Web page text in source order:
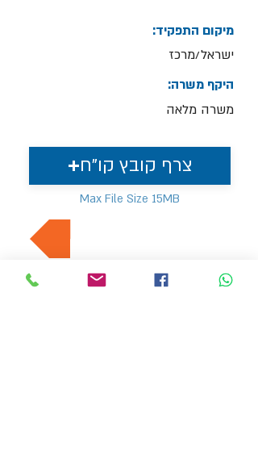
מיקום התפקיד:
ישראל/מרכז
היקף משרה:
משרה מלאה
צרף קובץ קו"ח
Max File Size 15MB